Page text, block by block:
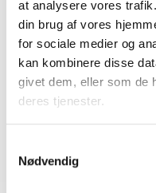
at analysere vores
din brug af vores
for sociale medier og
kan kombinere disse
givet dem, eller som de
deres tjenester.
Nødvendig